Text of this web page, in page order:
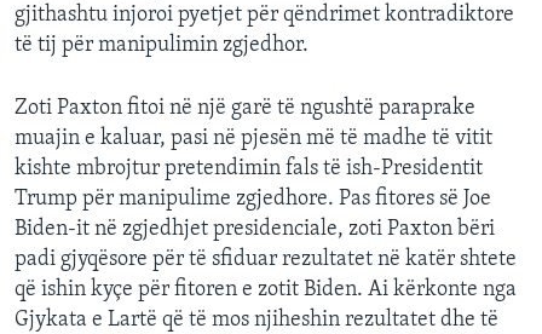
gjithashtu injoroi pyetjet për qëndrimet kontradiktore
të tij për manipulimin zgjedhor.
Zoti Paxton fitoi në një garë të ngushtë paraprake
muajin e kaluar, pasi në pjesën më të madhe të vitit
kishte mbrojtur pretendimin fals të ish-Presidentit
Trump për manipulime zgjedhore. Pas fitores së Joe
Biden-it në zgjedhjet presidenciale, zoti Paxton bëri
padi gjyqësore për të sfiduar rezultatet në katër shtete
që ishin kyçe për fitoren e zotit Biden. Ai kërkonte nga
Gjykata e Lartë që të mos njiheshin rezultatet dhe të